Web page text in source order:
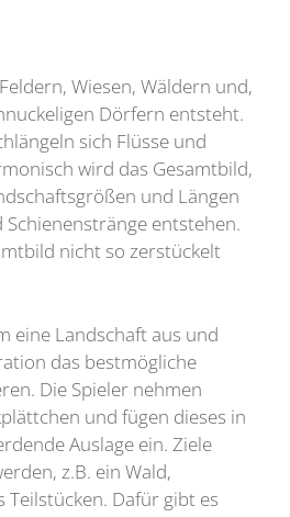
Wiesen, Wäldern und,
Dörfern entsteht.
sich Flüsse und
wird das Gesamtbild,
und Längen
entstehen.
nicht so zerstückelt
eine Landschaft aus und
das bestmögliche
Die Spieler nehmen
und fügen dieses in
Auslage ein. Ziele
z.B. ein Wald,
Teilstücken. Dafür gibt es